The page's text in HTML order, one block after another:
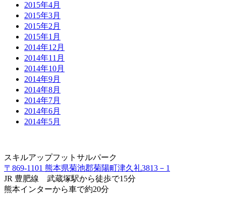
2015年4月
2015年3月
2015年2月
2015年1月
2014年12月
2014年11月
2014年10月
2014年9月
2014年8月
2014年7月
2014年6月
2014年5月
スキルアップフットサルパーク
〒869-1101 熊本県菊池郡菊陽町津久礼3813－1
JR 豊肥線 武蔵塚駅から徒歩で15分
熊本インターから車で約20分